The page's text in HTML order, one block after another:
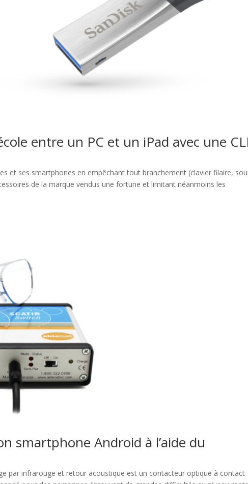
entre un PC et un iPad avec une
et ses smartphones en empêchant tout branchement (clavier filaire,
de la marque vendus une fortune et limitant néanmoins les
smartphone Android à l’aide du
par infrarouge et retour acoustique est un contacteur optique à contact